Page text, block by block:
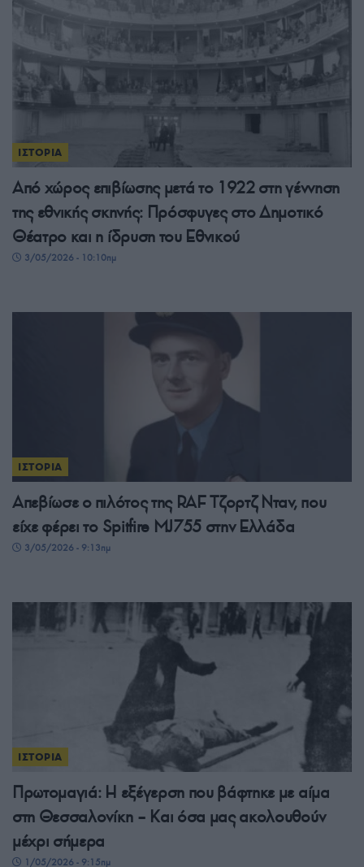
ΙΣΤΟΡΙΑ
Από χώρος επιβίωσης μετά το 1922 στη γέννηση
της εθνικής σκηνής: Πρόσφυγες στο Δημοτικό
Θέατρο και η ίδρυση του Εθνικού
3/05/2026 - 10:10πμ
ΙΣΤΟΡΙΑ
Απεβίωσε ο πιλότος της RAF Τζορτζ Νταν, που
είχε φέρει το Spitfire MJ755 στην Ελλάδα
3/05/2026 - 9:13πμ
ΙΣΤΟΡΙΑ
Πρωτομαγιά: Η εξέγερση που βάφτηκε με αίμα
στη Θεσσαλονίκη – Και όσα μας ακολουθούν
μέχρι σήμερα
1/05/2026 - 9:15πμ